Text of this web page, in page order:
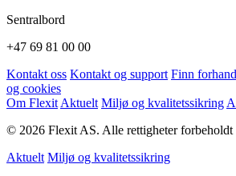
Sentralbord
+47 69 81 00 00
Kontakt oss Kontakt og support Finn
og cookies
Om Flexit Aktuelt Miljø og kvalitetssikring
© 2026 Flexit AS. Alle rettigheter forbeholdt
Aktuelt Miljø og kvalitetssikring